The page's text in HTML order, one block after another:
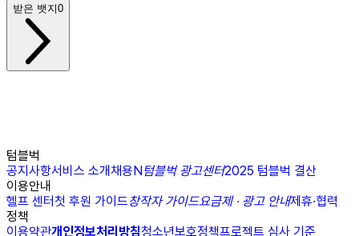
받은 뱃지0
텀블벅
공지사항서비스 소개채용N텀블벅 광고센터2025 텀블벅 결산
이용안내
헬프 센터첫 후원 가이드창작자 가이드요금제 · 광고 안내제휴·협력
정책
이용약관개인정보처리방침청소년보호정책프로젝트 심사 기준